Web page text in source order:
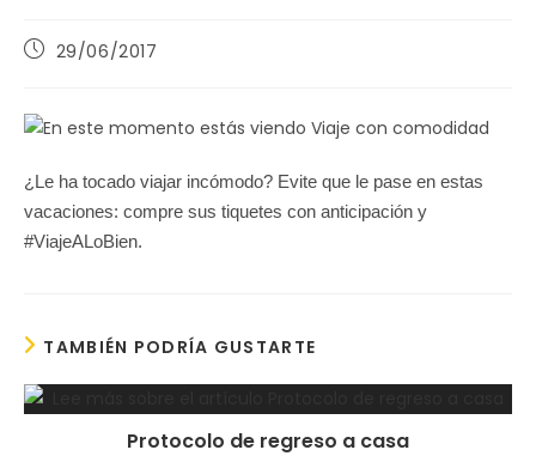
Publicación
entrada:
29/06/2017
¿Le ha tocado viajar incómodo? Evite que le pase en estas
vacaciones: compre sus tiquetes con anticipación y
#ViajeALoBien.
TAMBIÉN PODRÍA GUSTARTE
Protocolo de regreso a casa